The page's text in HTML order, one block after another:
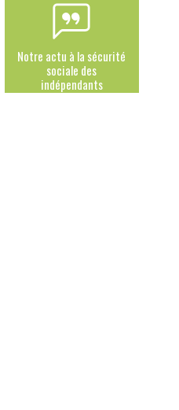
Notre actu à la sécurité
sociale des
indépendants